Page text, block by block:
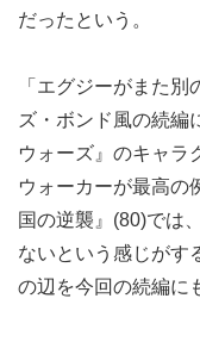
だったという。
「エグジーがまた
ズ・ボンド風の続編
ウォーズ』のキャラ
ウォーカーが最高
国の逆襲』(80)では
ないという感じがす
の辺を今回の続編に